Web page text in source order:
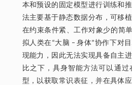
本和预设的固定模型进行训练和
法主要基于静态数据分布，可移
在约束条件紧、工作对象少的简
拟人类在“大脑 ‒ 身体”协作下对
现能力，因此无法实现具备自主
比之下，具身智能方法可以通过
型，以获取常识表征，并在具体